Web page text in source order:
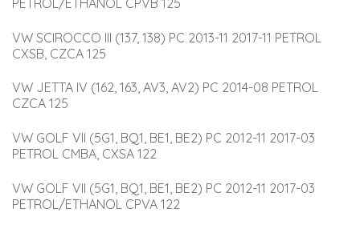
PETROL/ETHANOL CPVB 125
VW SCIROCCO III (137, 138) PC 2013-11 2017-11 PETROL
CXSB, CZCA 125
VW JETTA IV (162, 163, AV3, AV2) PC 2014-08 PETROL
CZCA 125
VW GOLF VII (5G1, BQ1, BE1, BE2) PC 2012-11 2017-03
PETROL CMBA, CXSA 122
VW GOLF VII (5G1, BQ1, BE1, BE2) PC 2012-11 2017-03
PETROL/ETHANOL CPVA 122